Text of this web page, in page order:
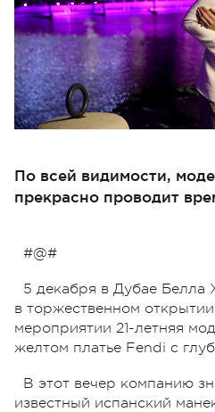
По всей видимости,
прекрасно проводит
#@#
5 декабря в Дубае Белла
в торжественном
мероприятии 21-летняя
желтом платье Fendi с
В этот вечер компанию
известный испанский